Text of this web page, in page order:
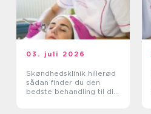
03. juli 2026
Skøndhedsklinik hillerød
sådan finder du den
bedste behandling til din